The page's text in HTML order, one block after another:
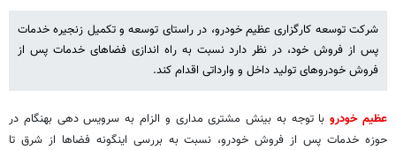
شرکت توسعه کارگزاری عظیم خودرو، در راستای توسعه و تکمیل زنجیره خدمات
پس از فروش خود، در نظر دارد نسبت به راه اندازی فضاهای خدمات پس از
فروش خودروهای تولید داخل و وارداتی اقدام کند.
عظیم خودرو با توجه به بینش مشتری مداری و الزام به سرویس دهی بهنگام در
حوزه خدمات پس از فروش خودرو، نسبت به بررسی اینگونه فضاها از شرق تا